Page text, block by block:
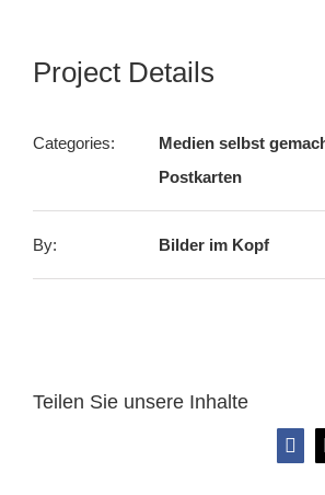
Project Details
Categories:
Medien selbst
Postkarten
By: Bilder im Kopf
Teilen Sie unsere Inhalte